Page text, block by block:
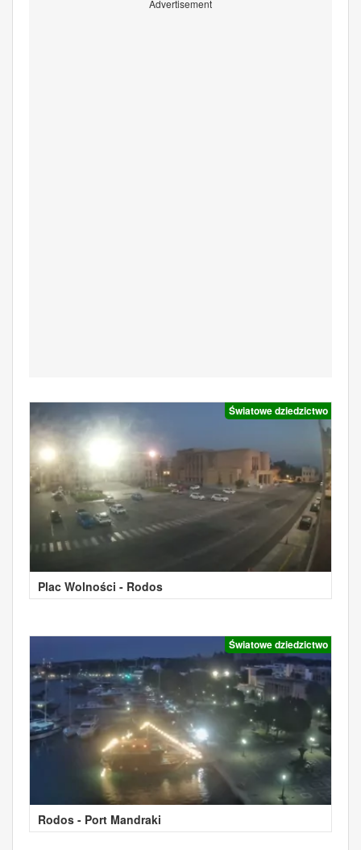
Advertisement
Światowe dziedzictwo
Plac Wolności - Rodos
Światowe dziedzictwo
Rodos - Port Mandraki